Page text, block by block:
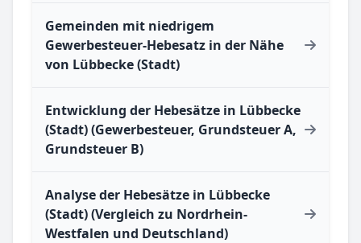
Gemeinden mit niedrigem
Gewerbesteuer-Hebesatz in der Nähe
von Lübbecke (Stadt)
Entwicklung der Hebesätze in Lübbecke
(Stadt) (Gewerbesteuer, Grundsteuer A,
Grundsteuer B)
Analyse der Hebesätze in Lübbecke
(Stadt) (Vergleich zu Nordrhein-
Westfalen und Deutschland)